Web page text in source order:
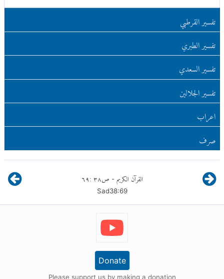
تفسير القرطبي
تفسير الطبري
تفسير السعدي
تفسير الجلالين
اعراب
صرف
القرآن الكريم - ص٣٨:٦٩
Sad38:69
Donate
Please support us by making a donation